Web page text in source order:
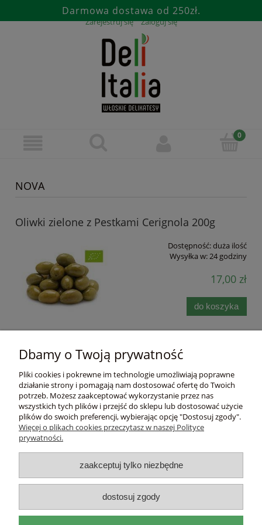
Darmowa dostawa od 250zł.
Zarejestruj się Zaloguj się
NOVA
Oliwki zielone z Pestkami Cerignola 200g
Dostępność:duża ilość
Wysyłka w:24 godziny
17,00 zł
do koszyka
Pomoc
Moje konto
Płatności i dostawa
O nas
DELIITALIA
Dbamy o Twoją prywatność
Pliki cookies i pokrewne im technologie umożliwiają poprawne
działanie strony i pomagają nam dostosować ofertę do Twoich
potrzeb. Możesz zaakceptować wykorzystanie przez nas
wszystkich tych plików i przejść do sklepu lub dostosować użycie
plików do swoich preferencji, wybierając opcję "Dostosuj zgody".
Więcej o plikach cookies przeczytasz w naszej Polityce
prywatności.
zaakceptuj tylko niezbędne
dostosuj zgody